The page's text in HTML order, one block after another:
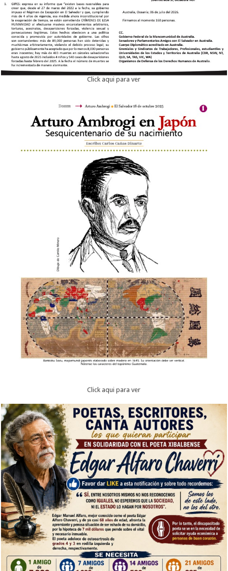
Click aqui para ver
Click aqui para ver